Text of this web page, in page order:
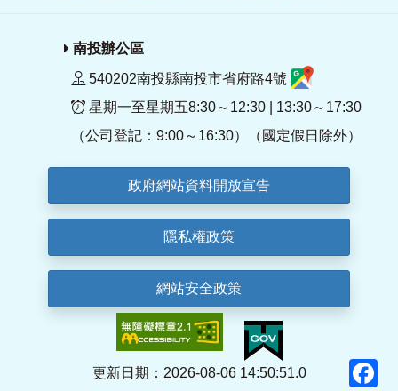
南投辦公區
540202南投縣南投市省府路4號
星期一至星期五8:30～12:30 | 13:30～17:30
（公司登記：9:00～16:30）（國定假日除外）
政府網站資料開放宣告
隱私權政策
網站安全政策
更新日期：2026-08-06 14:50:51.0